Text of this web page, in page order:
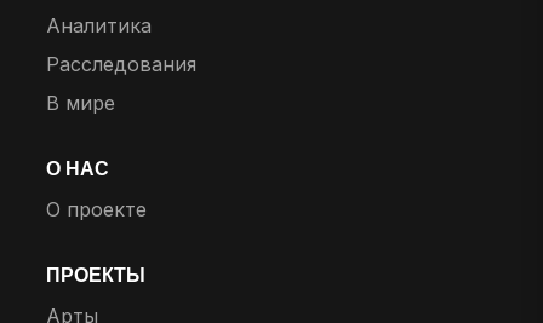
Аналитика
Расследования
В мире
О НАС
О проекте
ПРОЕКТЫ
Арты